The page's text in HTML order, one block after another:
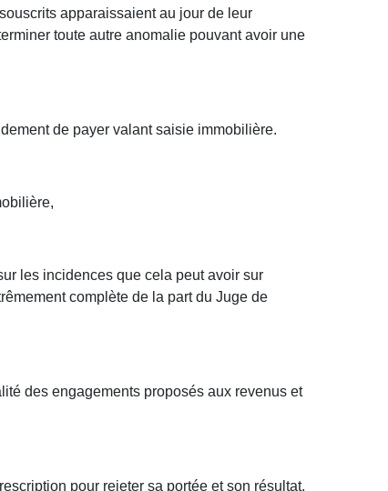
apparaissaient au jour de leur
toute autre anomalie pouvant avoir une
de payer valant saisie immobilière.
les incidences que cela peut avoir sur
complète de la part du Juge de
des engagements proposés aux revenus et
pour rejeter sa portée et son résultat,